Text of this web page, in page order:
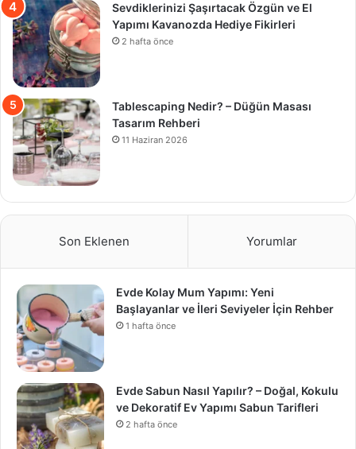
Sevdiklerinizi Şaşırtacak Özgün ve El
Yapımı Kavanozda Hediye Fikirleri
2 hafta önce
Tablescaping Nedir? – Düğün Masası
Tasarım Rehberi
11 Haziran 2026
Son Eklenen Yorumlar
Evde Kolay Mum Yapımı: Yeni
Başlayanlar ve İleri Seviyeler İçin Rehber
1 hafta önce
Evde Sabun Nasıl Yapılır? – Doğal, Kokulu
ve Dekoratif Ev Yapımı Sabun Tarifleri
2 hafta önce